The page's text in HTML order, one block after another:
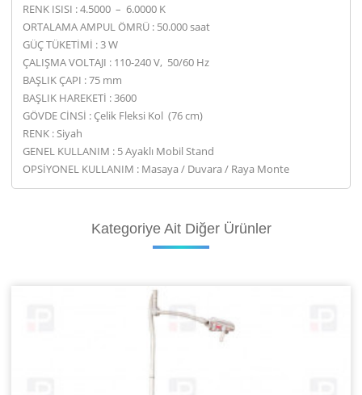
RENK ISISI : 4.5000 – 6.0000 K
ORTALAMA AMPUL ÖMRÜ : 50.000 saat
GÜÇ TÜKETİMİ : 3 W
ÇALIŞMA VOLTAJI : 110-240 V, 50/60 Hz
BAŞLIK ÇAPI : 75 mm
BAŞLIK HAREKETİ : 3600
GÖVDE CİNSİ : Çelik Fleksi Kol (76 cm)
RENK : Siyah
GENEL KULLANIM : 5 Ayaklı Mobil Stand
OPSİYONEL KULLANIM : Masaya / Duvara / Raya Monte
KategoriyeAit Diğer Ürünler